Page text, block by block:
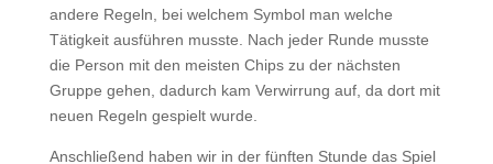
andere Regeln, bei welchem Symbol man welche
Tätigkeit ausführen musste. Nach jeder Runde musste
die Person mit den meisten Chips zu der nächsten
Gruppe gehen, dadurch kam Verwirrung auf, da dort mit
neuen Regeln gespielt wurde.
Anschließend haben wir in der fünften Stunde das Spiel